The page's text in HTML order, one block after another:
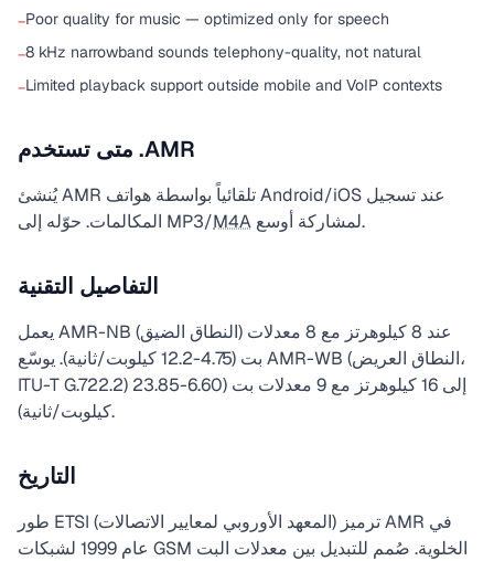
−Poor quality for music — optimized only for speech
−8 kHz narrowband sounds telephony-quality, not natural
−Limited playback support outside mobile and VoIP contexts
متى تستخدم .AMR
يُنشئ AMR تلقائياً بواسطة هواتف Android/iOS عند تسجيل
المكالمات. حوّله إلى MP3/M4A لمشاركة أوسع.
التفاصيل التقنية
يعمل AMR-NB (النطاق الضيق) عند 8 كيلوهرتز مع 8 معدلات
بت (4.75-12.2 كيلوبت/ثانية). يوسّع AMR-WB (النطاق العريض،
ITU-T G.722.2) إلى 16 كيلوهرتز مع 9 معدلات بت (6.60-23.85
كيلوبت/ثانية).
التاريخ
طور ETSI (المعهد الأوروبي لمعايير الاتصالات) ترميز AMR في
عام 1999 لشبكات GSM الخلوية. صُمم للتبديل بين معدلات البت